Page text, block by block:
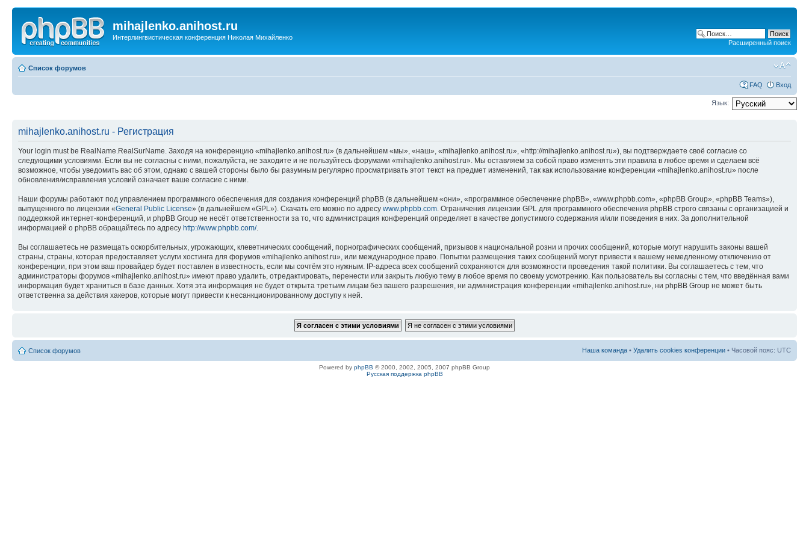
mihajlenko.anihost.ru
Интерлингвистическая конференция Николая Михайленко
Расширенный поиск
Список форумов
FAQ Вход
Язык:
mihajlenko.anihost.ru - Регистрация
Your login must be RealName.RealSurName. Заходя на конференцию «mihajlenko.anihost.ru» (в дальнейшем «мы», «наш», «mihajlenko.anihost.ru», «http://mihajlenko.anihost.ru»), вы подтверждаете своё согласие со
следующими условиями. Если вы не согласны с ними, пожалуйста, не заходите и не пользуйтесь форумами «mihajlenko.anihost.ru». Мы оставляем за собой право изменять эти правила в любое время и сделаем всё
возможное, чтобы уведомить вас об этом, однако с вашей стороны было бы разумным регулярно просматривать этот текст на предмет изменений, так как использование конференции «mihajlenko.anihost.ru» после
обновления/исправления условий означает ваше согласие с ними.
Наши форумы работают под управлением программного обеспечения для создания конференций phpBB (в дальнейшем «они», «программное обеспечение phpBB», «www.phpbb.com», «phpBB Group», «phpBB Teams»),
выпущенного по лицензии «General Public License» (в дальнейшем «GPL»). Скачать его можно по адресу www.phpbb.com. Ограничения лицензии GPL для программного обеспечения phpBB строго связаны с организацией и
поддержкой интернет-конференций, и phpBB Group не несёт ответственности за то, что администрация конференций определяет в качестве допустимого содержания и/или поведения в них. За дополнительной
информацией о phpBB обращайтесь по адресу http://www.phpbb.com/.
Вы соглашаетесь не размещать оскорбительных, угрожающих, клеветнических сообщений, порнографических сообщений, призывов к национальной розни и прочих сообщений, которые могут нарушить законы вашей
страны, страны, которая предоставляет услуги хостинга для форумов «mihajlenko.anihost.ru», или международное право. Попытки размещения таких сообщений могут привести к вашему немедленному отключению от
конференции, при этом ваш провайдер будет поставлен в известность, если мы сочтём это нужным. IP-адреса всех сообщений сохраняются для возможности проведения такой политики. Вы соглашаетесь с тем, что
администраторы форумов «mihajlenko.anihost.ru» имеют право удалить, отредактировать, перенести или закрыть любую тему в любое время по своему усмотрению. Как пользователь вы согласны с тем, что введённая вами
информация будет храниться в базе данных. Хотя эта информация не будет открыта третьим лицам без вашего разрешения, ни администрация конференции «mihajlenko.anihost.ru», ни phpBB Group не может быть
ответственна за действия хакеров, которые могут привести к несанкционированному доступу к ней.
Список форумов Наша команда • Удалить cookies конференции • Часовой пояс: UTC
Powered by phpBB © 2000, 2002, 2005, 2007 phpBB Group
Русская поддержка phpBB